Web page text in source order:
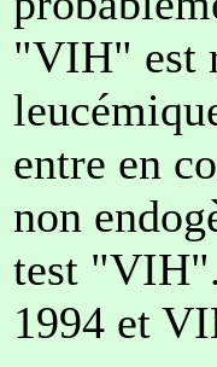
"VIH" est
entre en
non
test
1994 et